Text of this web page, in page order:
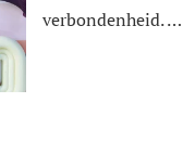
verbondenheid. …